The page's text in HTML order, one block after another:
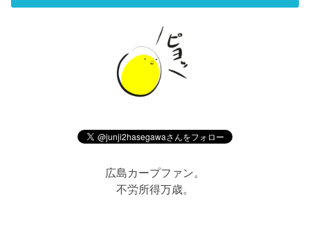
広島カープファン。
不労所得万歳。